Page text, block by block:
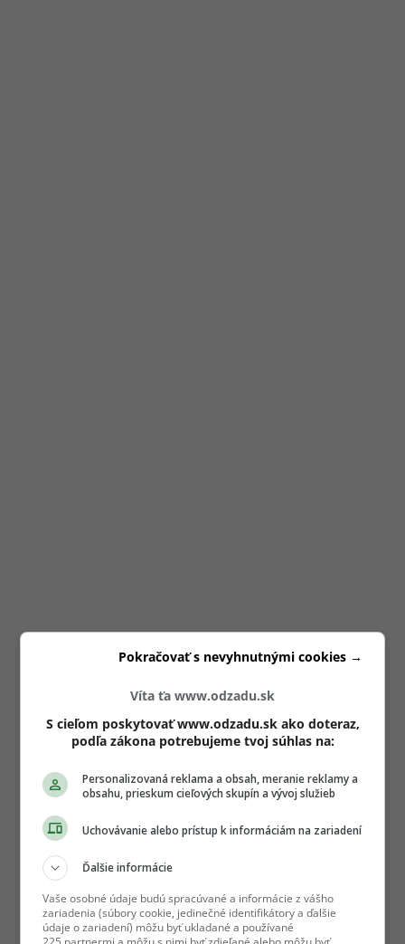
Víta ťa www.odzadu.sk
S cieľom poskytovať www.odzadu.sk ako doteraz,
podľa zákona potrebujeme tvoj súhlas na:
Personalizovaná reklama a obsah, meranie reklamy a
obsahu, prieskum cieľových skupín a vývoj služieb
Uchovávanie alebo prístup k informáciám na zariadení
Ďalšie informácie
Vaše osobné údaje budú spracúvané a informácie z vášho
zariadenia (súbory cookie, jedinečné identifikátory a ďalšie
údaje o zariadení) môžu byť ukladané a používané
Pokračovať s nevyhnutnými cookies →